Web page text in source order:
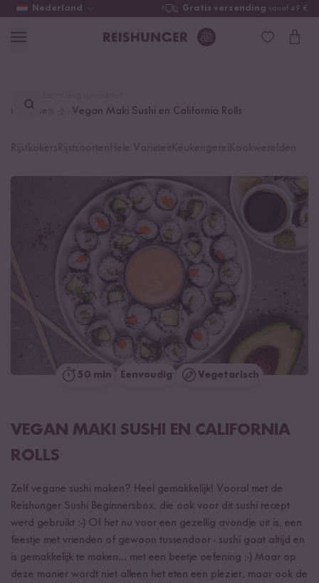
Nederland Gratis verzending vanaf 49 €
vinden ...
Recepten Vegan Maki Sushi en California Rolls
50 min Eenvoudig Vegetarisch
VEGAN MAKI SUSHI EN CALIFORNIA
ROLLS
Zelf vegane sushi maken? Heel gemakkelijk! Vooral met de
Reishunger Sushi Beginnersbox, die ook voor dit sushi recept
werd gebruikt :-) Of het nu voor een gezellig avondje uit is, een
feestje met vrienden of gewoon tussendoor - sushi gaat altijd en
is gemakkelijk te maken... met een beetje oefening ;-) Maar op
deze manier wordt niet alleen het eten een plezier, maar ook de